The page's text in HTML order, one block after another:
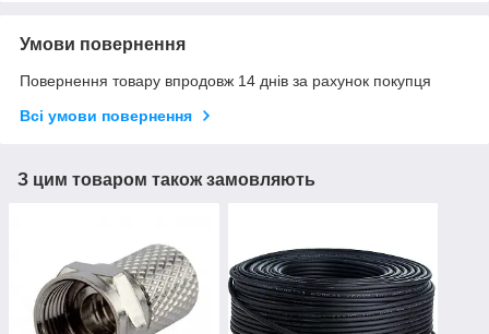
Умови повернення
Повернення товару впродовж 14 днів за рахунок покупця
Всі умови повернення
З цим товаром також замовляють